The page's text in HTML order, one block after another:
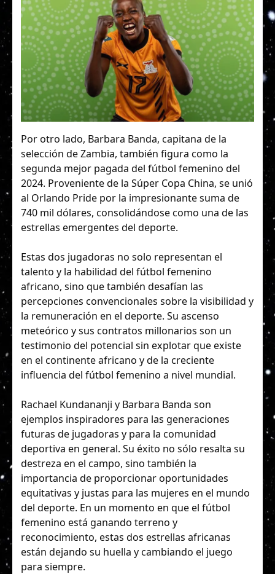
Por otro lado, Barbara Banda, capitana de la
selección de Zambia, también figura como la
segunda mejor pagada del fútbol femenino del
2024. Proveniente de la Súper Copa China, se unió
al Orlando Pride por la impresionante suma de
740 mil dólares, consolidándose como una de las
estrellas emergentes del deporte.
Estas dos jugadoras no solo representan el
talento y la habilidad del fútbol femenino
africano, sino que también desafían las
percepciones convencionales sobre la visibilidad y
la remuneración en el deporte. Su ascenso
meteórico y sus contratos millonarios son un
testimonio del potencial sin explotar que existe
en el continente africano y de la creciente
influencia del fútbol femenino a nivel mundial.
Rachael Kundananji y Barbara Banda son
ejemplos inspiradores para las generaciones
futuras de jugadoras y para la comunidad
deportiva en general. Su éxito no sólo resalta su
destreza en el campo, sino también la
importancia de proporcionar oportunidades
equitativas y justas para las mujeres en el mundo
del deporte. En un momento en que el fútbol
femenino está ganando terreno y
reconocimiento, estas dos estrellas africanas
están dejando su huella y cambiando el juego
para siempre.